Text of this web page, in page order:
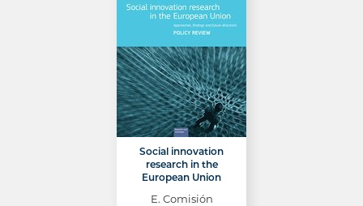
Social innovation
research in the
European Union
E. Comisión